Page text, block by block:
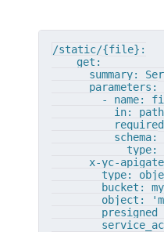
/static/{file}:
    get:
summary:
      parameters:
- name:
          in: path
          schema:
type:
x-yc-
type:
bucket:
object: